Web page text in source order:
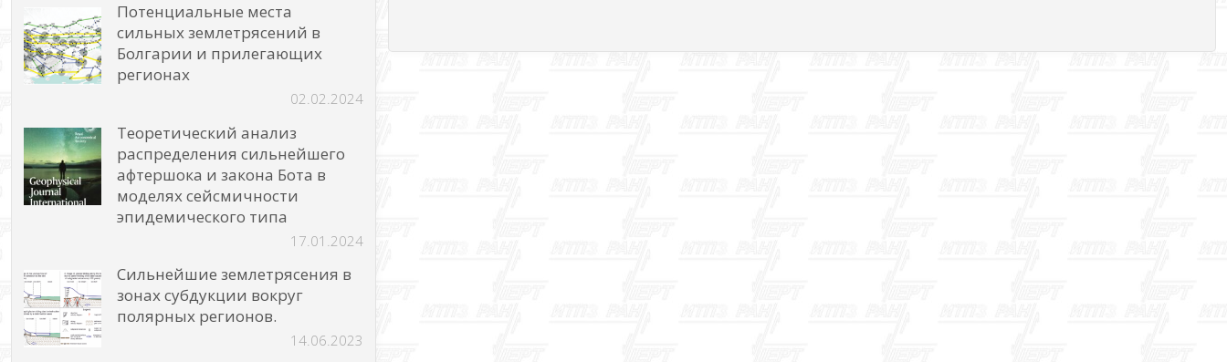
Потенциальные места
сильных землетрясений в
Болгарии и прилегающих
регионах
02.02.2024
Теоретический анализ
распределения сильнейшего
афтершока и закона Бота в
моделях сейсмичности
эпидемического типа
17.01.2024
Сильнейшие землетрясения в
зонах субдукции вокруг
полярных регионов.
14.06.2023